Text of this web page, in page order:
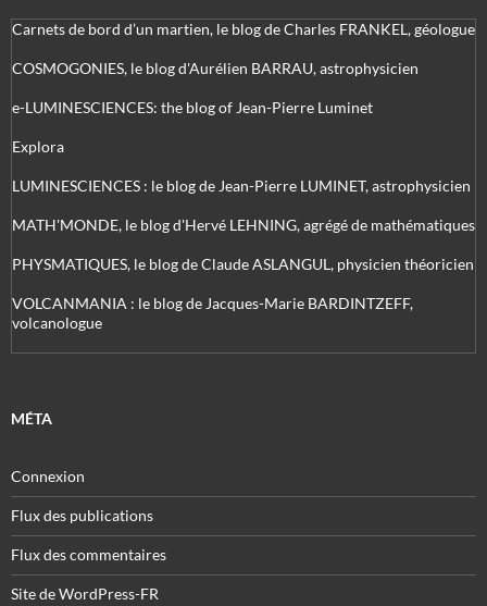
Carnets de bord d’un martien, le blog de Charles FRANKEL, géologue
COSMOGONIES, le blog d'Aurélien BARRAU, astrophysicien
e-LUMINESCIENCES: the blog of Jean-Pierre Luminet
Explora
LUMINESCIENCES : le blog de Jean-Pierre LUMINET, astrophysicien
MATH'MONDE, le blog d'Hervé LEHNING, agrégé de mathématiques
PHYSMATIQUES, le blog de Claude ASLANGUL, physicien théoricien
VOLCANMANIA : le blog de Jacques-Marie BARDINTZEFF,
volcanologue
MÉTA
Connexion
Flux des publications
Flux des commentaires
Site de WordPress-FR